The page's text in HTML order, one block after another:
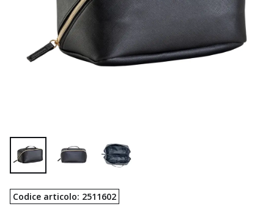
Codice articolo: 2511602